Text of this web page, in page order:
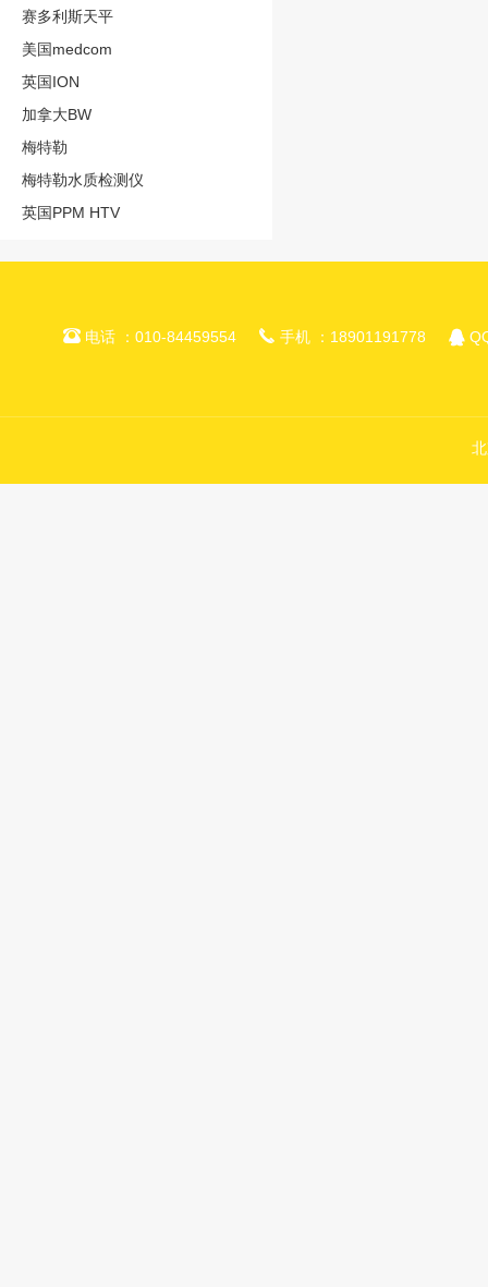
赛多利斯天平
美国medcom
英国ION
加拿大BW
梅特勒
梅特勒水质检测仪
英国PPM HTV
电话 ：010-84459554  手机 ：18901191778 